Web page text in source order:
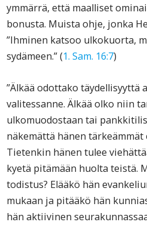
ymmärrä, että maalliset
bonusta. Muista ohje, jonka
”Ihminen katsoo ulkokuorta,
sydämeen.” (1. Sam. 16:7)
”Älkää odottako täydellisyyttä
valitessanne. Älkää olko niin
ulkomuodostaan tai
näkemättä hänen
Tietenkin hänen tulee
kyetä pitämään huolta teistä.
todistus? Elääkö hän
mukaan ja pitääkö hän
hän aktiivinen